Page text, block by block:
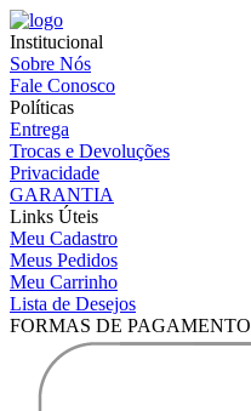
Institucional
Sobre Nós
Fale Conosco
Políticas
Entrega
Trocas e Devoluções
Privacidade
GARANTIA
Links Úteis
Meu Cadastro
Meus Pedidos
Meu Carrinho
Lista de Desejos
FORMAS DE PAGAMENTO